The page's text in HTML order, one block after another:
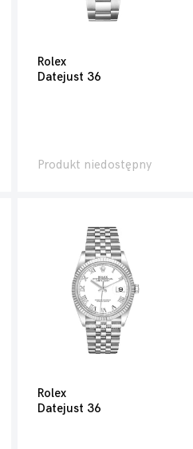
Rolex
Datejust 36
Produkt niedostępny
Rolex
Datejust 36